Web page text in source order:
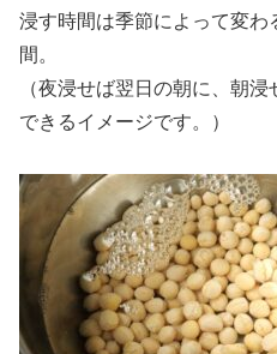
浸す時間は季節によって変わ
間。
（夜浸せば翌日の朝に、朝
できるイメージです。）